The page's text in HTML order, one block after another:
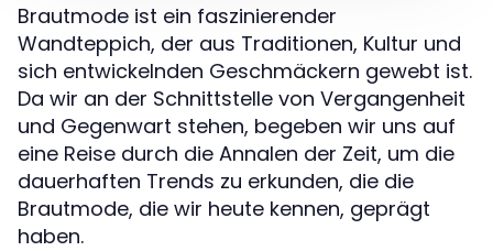
Brautmode ist ein faszinierender
Wandteppich, der aus Traditionen, Kultur und
sich entwickelnden Geschmäckern gewebt ist.
Da wir an der Schnittstelle von Vergangenheit
und Gegenwart stehen, begeben wir uns auf
eine Reise durch die Annalen der Zeit, um die
dauerhaften Trends zu erkunden, die die
Brautmode, die wir heute kennen, geprägt
haben.